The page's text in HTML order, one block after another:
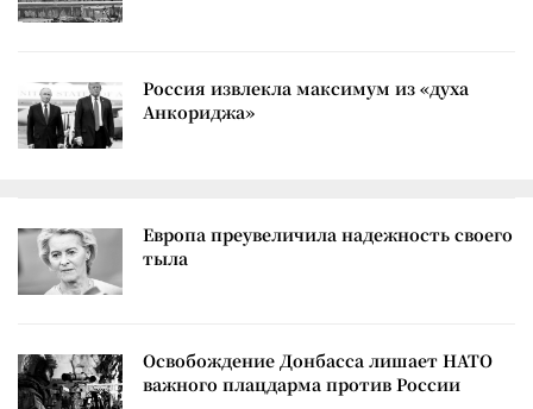
Россия извлекла максимум из «духа
Анкориджа»
Европа преувеличила надежность своего
тыла
Освобождение Донбасса лишает НАТО
важного плацдарма против России